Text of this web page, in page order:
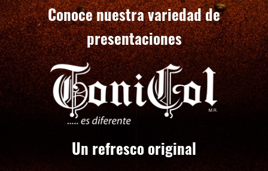
Conoce nuestra variedad de
presentaciones
Un refresco original